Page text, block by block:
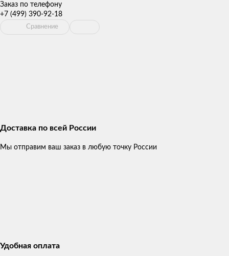
Заказ по телефону
+7 (499) 390-92-18
Сравнение
Доставка по всей России
Мы отправим ваш заказ в любую точку России
Удобная оплата